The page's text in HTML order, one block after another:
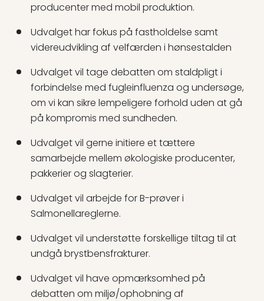
producenter med mobil produktion.
Udvalget har fokus på fastholdelse samt
videreudvikling af velfærden i hønsestalden
Udvalget vil tage debatten om staldpligt i
forbindelse med fugleinfluenza og undersøge,
om vi kan sikre lempeligere forhold uden at gå
på kompromis med sundheden.
Udvalget vil gerne initiere et tættere
samarbejde mellem økologiske producenter,
pakkerier og slagterier.
Udvalget vil arbejde for B-prøver i
Salmonellareglerne.
Udvalget vil understøtte forskellige tiltag til at
undgå brystbensfrakturer.
Udvalget vil have opmærksomhed på
debatten om miljø/ophobning af